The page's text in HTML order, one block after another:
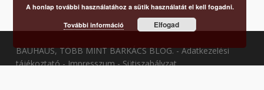
BAUHAUS, TÖBB MINT BARKÁCS BLOG. -Adatkezelési
tájékoztató-Impresszum-Sütiszabályzat
A honlap további használatához a sütik használatát el kell fogadni.
További információ Elfogad